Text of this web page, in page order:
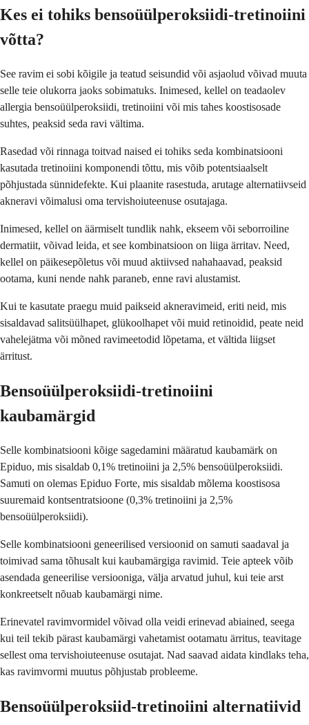
Kes ei tohiks bensoüülperoksiidi-tretinoiini
võtta?
See ravim ei sobi kõigile ja teatud seisundid või asjaolud võivad muuta
selle teie olukorra jaoks sobimatuks. Inimesed, kellel on teadaolev
allergia bensoüülperoksiidi, tretinoiini või mis tahes koostisosade
suhtes, peaksid seda ravi vältima.
Rasedad või rinnaga toitvad naised ei tohiks seda kombinatsiooni
kasutada tretinoiini komponendi tõttu, mis võib potentsiaalselt
põhjustada sünnidefekte. Kui plaanite rasestuda, arutage alternatiivseid
akneravi võimalusi oma tervishoiuteenuse osutajaga.
Inimesed, kellel on äärmiselt tundlik nahk, ekseem või seborroiline
dermatiit, võivad leida, et see kombinatsioon on liiga ärritav. Need,
kellel on päikesepõletus või muud aktiivsed nahahaavad, peaksid
ootama, kuni nende nahk paraneb, enne ravi alustamist.
Kui te kasutate praegu muid paikseid akneravimeid, eriti neid, mis
sisaldavad salitsüülhapet, glükoolhapet või muid retinoidid, peate neid
vahelejätma või mõned ravimeetodid lõpetama, et vältida liigset
ärritust.
Bensoüülperoksiidi-tretinoiini
kaubamärgid
Selle kombinatsiooni kõige sagedamini määratud kaubamärk on
Epiduo, mis sisaldab 0,1% tretinoiini ja 2,5% bensoüülperoksiidi.
Samuti on olemas Epiduo Forte, mis sisaldab mõlema koostisosa
suuremaid kontsentratsioone (0,3% tretinoiini ja 2,5%
bensoüülperoksiidi).
Selle kombinatsiooni geneerilised versioonid on samuti saadaval ja
toimivad sama tõhusalt kui kaubamärgiga ravimid. Teie apteek võib
asendada geneerilise versiooniga, välja arvatud juhul, kui teie arst
konkreetselt nõuab kaubamärgi nime.
Erinevatel ravimvormidel võivad olla veidi erinevad abiained, seega
kui teil tekib pärast kaubamärgi vahetamist ootamatu ärritus, teavitage
sellest oma tervishoiuteenuse osutajat. Nad saavad aidata kindlaks teha,
kas ravimvormi muutus põhjustab probleeme.
Bensoüülperoksiid-tretinoiini alternatiivid